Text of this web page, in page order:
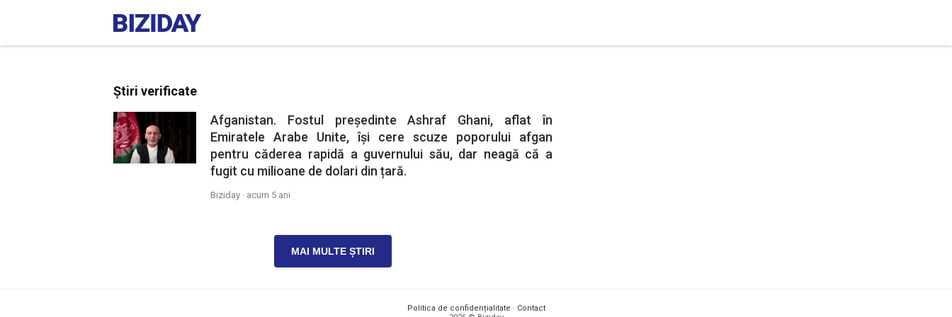
Știri verificate
Afganistan. Fostul președinte Ashraf Ghani, aflat în
Emiratele Arabe Unite, își cere scuze poporului afgan
pentru căderea rapidă a guvernului său, dar neagă că a
fugit cu milioane de dolari din țară.
Biziday · acum 5 ani
MAI MULTE ȘTIRI
Politica de confidențialitate · Contact